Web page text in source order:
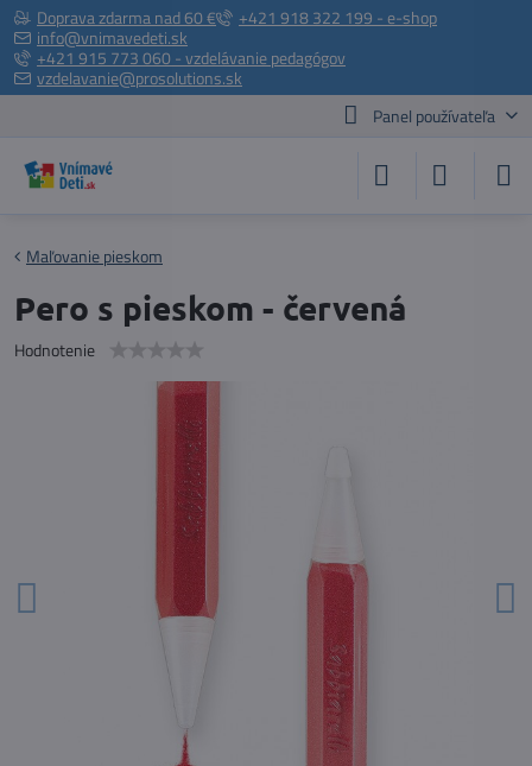
Doprava zdarma nad 60 €
+421 918 322 199 - e-shop
info@vnimavedeti.sk
+421 915 773 060 - vzdelávanie pedagógov
vzdelavanie@prosolutions.sk
Panel používateľa
Maľovanie pieskom
Pero s pieskom - červená
Hodnotenie